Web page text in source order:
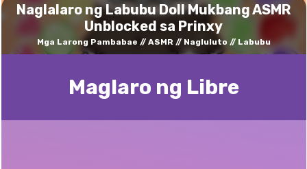
Naglalaro ng Labubu Doll Mukbang ASMR
Unblocked sa Prinxy
Mga Larong Pambabae ASMR Nagluluto Labubu
Maglaro ng Libre